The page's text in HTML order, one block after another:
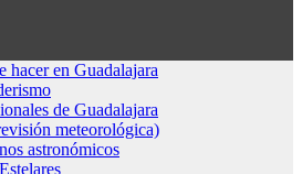
hacer en Guadalajara
de Guadalajara
meteorológica)
astronómicos